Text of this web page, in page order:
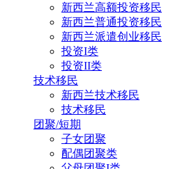
新西兰高额投资移民
新西兰普通投资移民
新西兰派遣创业移民
投资I类
投资II类
技术移民
新西兰技术移民
技术移民
团聚/短期
子女团聚
配偶团聚类